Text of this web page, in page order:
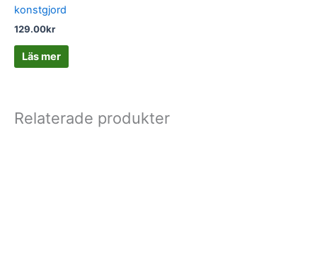
konstgjord
129.00kr
Läs mer
Relaterade produkter